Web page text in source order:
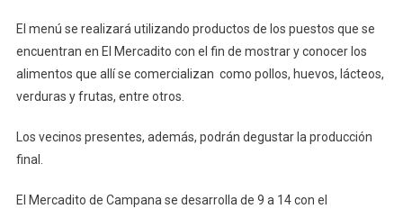
El menú se realizará utilizando productos de los puestos que se
encuentran en El Mercadito con el fin de mostrar y conocer los
alimentos que allí se comercializan como pollos, huevos, lácteos,
verduras y frutas, entre otros.
Los vecinos presentes, además, podrán degustar la producción
final.
El Mercadito de Campana se desarrolla de 9 a 14 con el